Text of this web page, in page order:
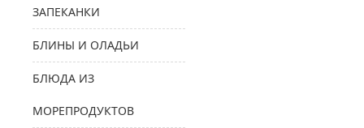
ЗАПЕКАНКИ
БЛИНЫ И ОЛАДЬИ
БЛЮДА ИЗ
МОРЕПРОДУКТОВ